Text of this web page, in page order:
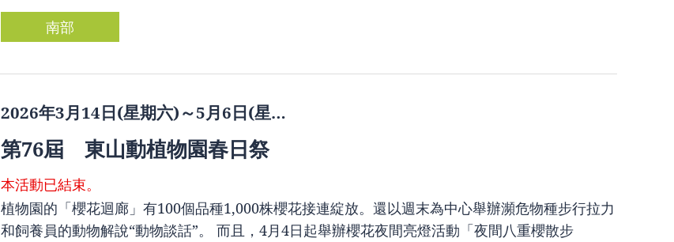
南部
2026年3月14日(星期六)～5月6日(星…
第76屆 東山動植物園春日祭
本活動已結束。
植物園的「櫻花迴廊」有100個品種1,000株櫻花接連綻放。還以週末為中心舉辦瀕危物種步行拉力
和飼養員的動物解說“動物談話”。 而且，4月4日起舉辦櫻花夜間亮燈活動「夜間八重櫻散步